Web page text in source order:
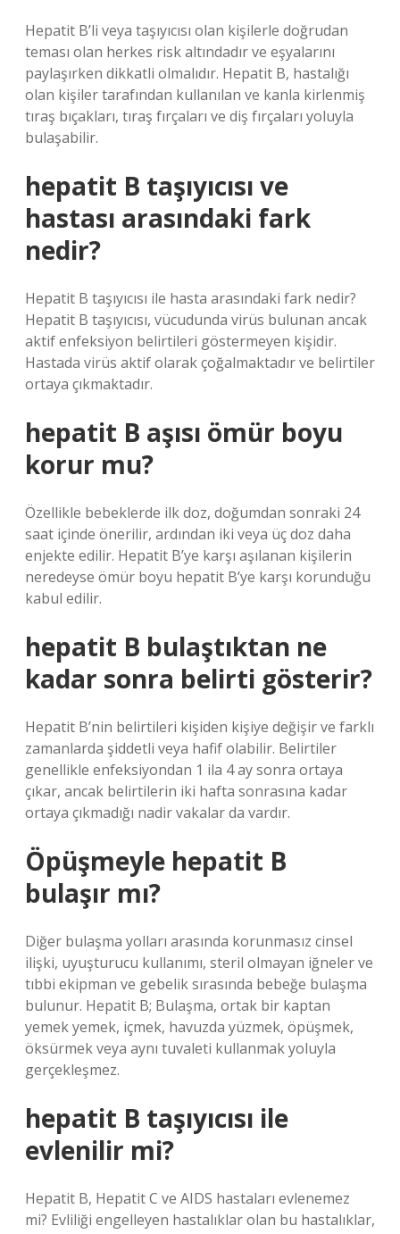
Hepatit B’li veya taşıyıcısı olan kişilerle doğrudan
teması olan herkes risk altındadır ve eşyalarını
paylaşırken dikkatli olmalıdır. Hepatit B, hastalığı
olan kişiler tarafından kullanılan ve kanla kirlenmiş
tıraş bıçakları, tıraş fırçaları ve diş fırçaları yoluyla
bulaşabilir.
hepatit B taşıyıcısı ve
hastası arasındaki fark
nedir?
Hepatit B taşıyıcısı ile hasta arasındaki fark nedir?
Hepatit B taşıyıcısı, vücudunda virüs bulunan ancak
aktif enfeksiyon belirtileri göstermeyen kişidir.
Hastada virüs aktif olarak çoğalmaktadır ve belirtiler
ortaya çıkmaktadır.
hepatit B aşısı ömür boyu
korur mu?
Özellikle bebeklerde ilk doz, doğumdan sonraki 24
saat içinde önerilir, ardından iki veya üç doz daha
enjekte edilir. Hepatit B’ye karşı aşılanan kişilerin
neredeyse ömür boyu hepatit B’ye karşı korunduğu
kabul edilir.
hepatit B bulaştıktan ne
kadar sonra belirti gösterir?
Hepatit B’nin belirtileri kişiden kişiye değişir ve farklı
zamanlarda şiddetli veya hafif olabilir. Belirtiler
genellikle enfeksiyondan 1 ila 4 ay sonra ortaya
çıkar, ancak belirtilerin iki hafta sonrasına kadar
ortaya çıkmadığı nadir vakalar da vardır.
Öpüşmeyle hepatit B
bulaşır mı?
Diğer bulaşma yolları arasında korunmasız cinsel
ilişki, uyuşturucu kullanımı, steril olmayan iğneler ve
tıbbi ekipman ve gebelik sırasında bebeğe bulaşma
bulunur. Hepatit B; Bulaşma, ortak bir kaptan
yemek yemek, içmek, havuzda yüzmek, öpüşmek,
öksürmek veya aynı tuvaleti kullanmak yoluyla
gerçekleşmez.
hepatit B taşıyıcısı ile
evlenilir mi?
Hepatit B, Hepatit C ve AIDS hastaları evlenemez
mi? Evliliği engelleyen hastalıklar olan bu hastalıklar,